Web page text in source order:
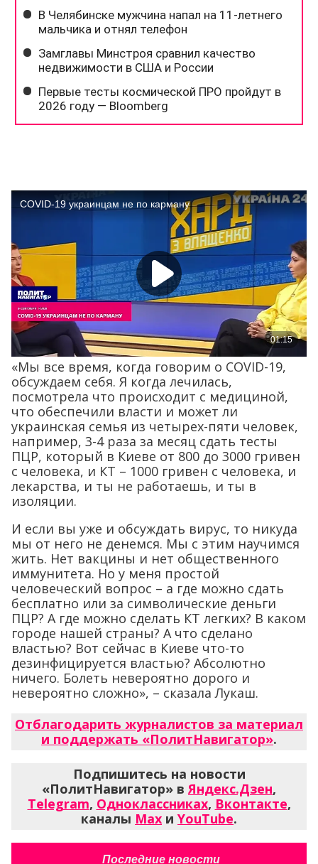
«Мы все время, когда говорим о COVID-19,
обсуждаем себя. Я когда лечилась,
посмотрела что происходит с медициной,
что обеспечили власти и может ли
украинская семья из четырех-пяти человек,
например, 3-4 раза за месяц сдать тесты
ПЦР, который в Киеве от 800 до 3000 гривен
с человека, и КТ – 1000 гривен с человека, и
лекарства, и ты не работаешь, и ты в
изоляции.
И если вы уже и обсуждать вирус, то никуда
мы от него не денемся. Мы с этим научимся
жить. Нет вакцины и нет общественного
иммунитета. Но у меня простой
человеческий вопрос – а где можно сдать
бесплатно или за символические деньги
ПЦР? А где можно сделать КТ легких? В каком
городе нашей страны? А что сделано
властью? Вот сейчас в Киеве что-то
дезинфицируется властью? Абсолютно
ничего. Болеть невероятно дорого и
невероятно сложно», – сказала Лукаш.
Отблагодарить журналистов за материал
и поддержать «ПолитНавигатор».
Подпишитесь на новости
«ПолитНавигатор» вЯндекс.Дзен,
Telegram, Одноклассниках, Вконтакте,
каналы Max и YouTube.
Последние новости